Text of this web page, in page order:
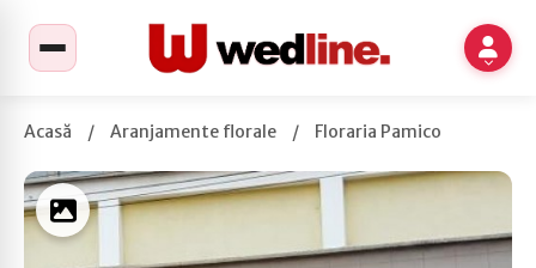
Acasă / Aranjamente florale / Floraria Pamico